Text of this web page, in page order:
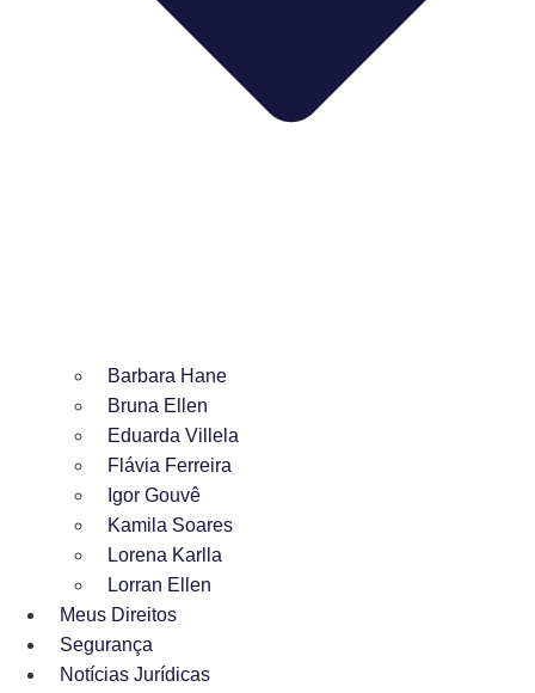
Barbara Hane
Bruna Ellen
Eduarda Villela
Flávia Ferreira
Igor Gouvê
Kamila Soares
Lorena Karlla
Lorran Ellen
Meus Direitos
Segurança
Notícias Jurídicas